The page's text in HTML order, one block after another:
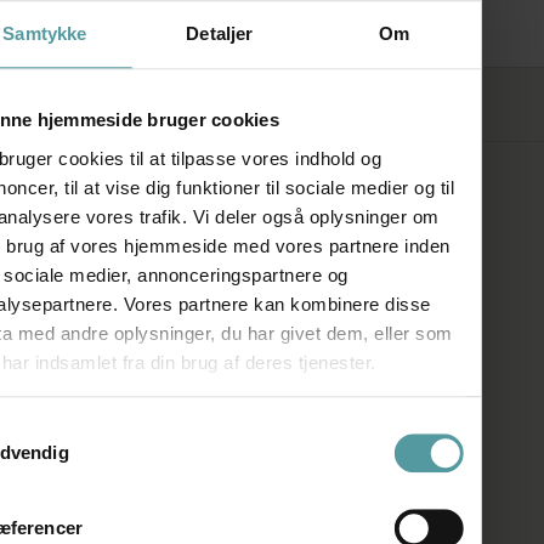
Samtykke Detaljer Om
hjemmeside bruger cookies
cookies til at tilpasse vores indhold og
til at vise dig funktioner til sociale medier og til
vores trafik. Vi deler også oplysninger om
brug af vores hjemmeside med vores partnere inden
medier, annonceringspartnere og
Vores partnere kan kombinere disse
med andre oplysninger, du har givet dem, eller som
indsamlet fra din brug af deres tjenester.
Blends
SHOWROOM
Kronprinsessegade 50A
1306 København K
Telefon:+45 33 93 93 31